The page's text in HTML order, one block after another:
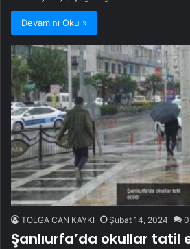
Devamını Oku »
TOLGA CAN KAYKI Şubat 14, 2024 0
Şanlıurfa’da okullar tatil